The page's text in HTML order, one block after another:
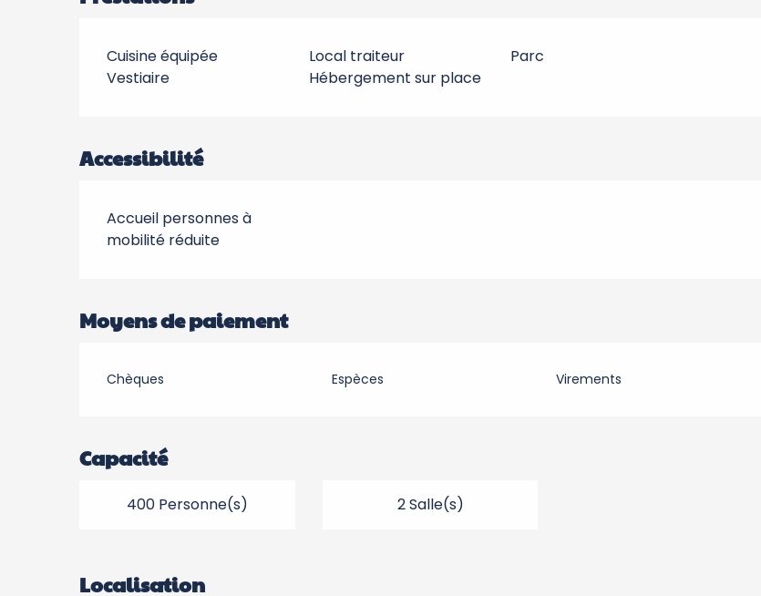
Cuisine équipée Local traiteur
Parc
Vestiaire
Hébergement sur place
Accessibilité
Accueil personnes à
mobilité réduite
Moyens de paiement
Chèques Espèces Virements
Capacité
400 Personne(s) 2 Salle(s)
Localisation